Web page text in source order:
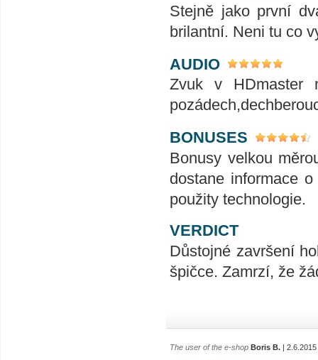
Stejně jako první
brilantní. Neni tu co
AUDIO
Zvuk v HDmaster
BONUSES
Bonusy velkou
dostane informace
použity technologie.
VERDICT
Důstojné završení
špičce. Zamrzí, že
The user of the e-shop Boris B. |